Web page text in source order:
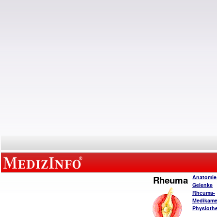
Rheuma Gelenke
Rheuma-